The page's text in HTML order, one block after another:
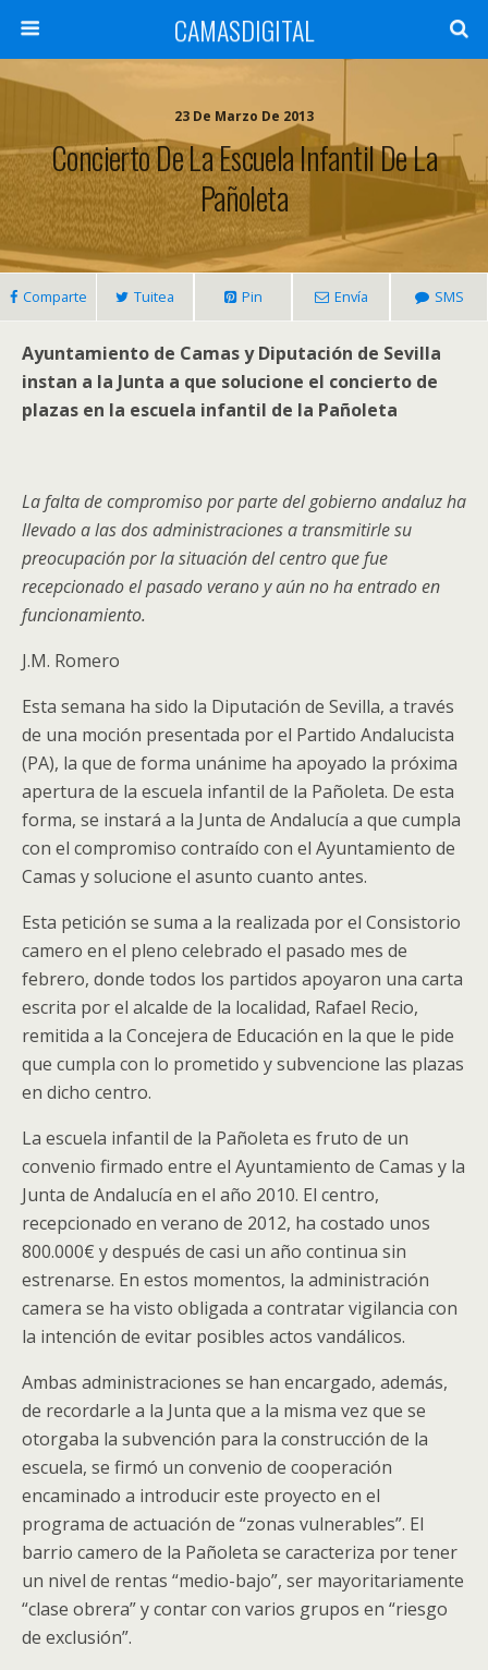
CAMASDIGITAL
23 De Marzo De 2013
Concierto De La Escuela Infantil De La
Pañoleta
Comparte Tuitea Pin Envía SMS
Ayuntamiento de Camas y Diputación de Sevilla
instan a la Junta a que solucione el concierto de
plazas en la escuela infantil de la Pañoleta
La falta de compromiso por parte del gobierno andaluz ha
llevado a las dos administraciones a transmitirle su
preocupación por la situación del centro que fue
recepcionado el pasado verano y aún no ha entrado en
funcionamiento.
J.M. Romero
Esta semana ha sido la Diputación de Sevilla, a través
de una moción presentada por el Partido Andalucista
(PA), la que de forma unánime ha apoyado la próxima
apertura de la escuela infantil de la Pañoleta. De esta
forma, se instará a la Junta de Andalucía a que cumpla
con el compromiso contraído con el Ayuntamiento de
Camas y solucione el asunto cuanto antes.
Esta petición se suma a la realizada por el Consistorio
camero en el pleno celebrado el pasado mes de
febrero, donde todos los partidos apoyaron una carta
escrita por el alcalde de la localidad, Rafael Recio,
remitida a la Concejera de Educación en la que le pide
que cumpla con lo prometido y subvencione las plazas
en dicho centro.
La escuela infantil de la Pañoleta es fruto de un
convenio firmado entre el Ayuntamiento de Camas y la
Junta de Andalucía en el año 2010. El centro,
recepcionado en verano de 2012, ha costado unos
800.000€ y después de casi un año continua sin
estrenarse. En estos momentos, la administración
camera se ha visto obligada a contratar vigilancia con
la intención de evitar posibles actos vandálicos.
Ambas administraciones se han encargado, además,
de recordarle a la Junta que a la misma vez que se
otorgaba la subvención para la construcción de la
escuela, se firmó un convenio de cooperación
encaminado a introducir este proyecto en el
programa de actuación de “zonas vulnerables”. El
barrio camero de la Pañoleta se caracteriza por tener
un nivel de rentas “medio-bajo”, ser mayoritariamente
“clase obrera” y contar con varios grupos en “riesgo
de exclusión”.